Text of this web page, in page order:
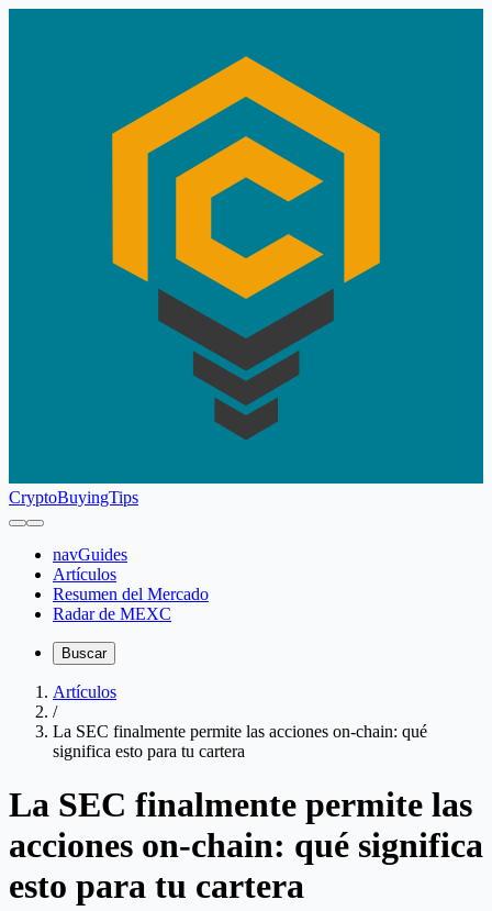
CryptoBuyingTips
navGuides
Artículos
Resumen del Mercado
Radar de MEXC
Buscar
Artículos
/
La SEC finalmente permite las acciones on-chain: qué
significa esto para tu cartera
La SEC finalmente permite las
acciones on-chain: qué significa
esto para tu cartera